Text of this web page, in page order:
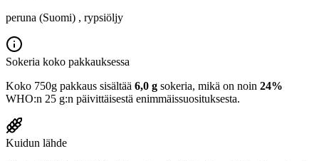
peruna (Suomi) , rypsiöljy
Sokeria koko pakkauksessa
Koko 750g pakkaus sisältää 6,0 g sokeria, mikä on noin 24%
WHO:n 25 g:n päivittäisestä enimmäissuosituksesta.
Kuidun lähde